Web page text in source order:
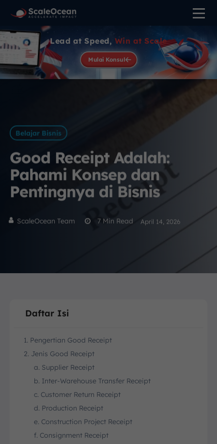
Lead at Speed, Win at Scale
Mulai Konsul
Belajar Bisnis
Good Receipt Adalah:
Pahami Konsep dan
Pentingnya di Bisnis
ScaleOcean Team 7 Min Read April 14, 2026
Daftar Isi
1. Pengertian Good Receipt
2. Jenis Good Receipt
a. Supplier Receipt
b. Inter-Warehouse Transfer Receipt
c. Customer Return Receipt
d. Production Receipt
e. Construction Project Receipt
f. Consignment Receipt